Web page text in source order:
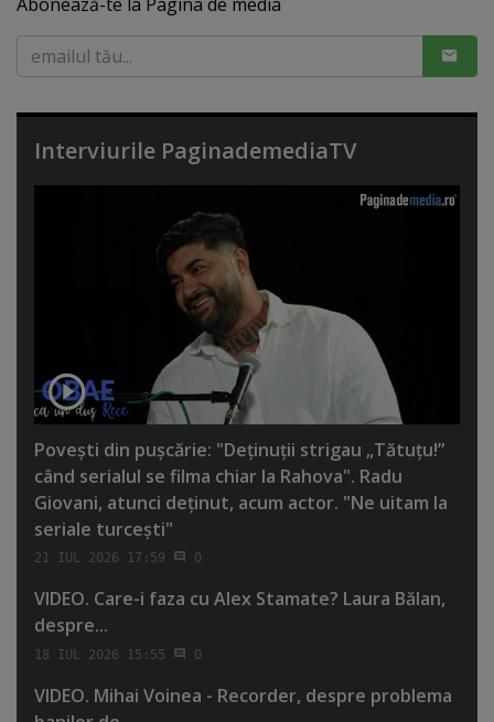
Interviurile PaginademediaTV
Poveşti din puşcărie: "Deţinuţii strigau „Tătuţu!”
când serialul se filma chiar la Rahova". Radu
Giovani, atunci deţinut, acum actor. "Ne uitam la
seriale turceşti"
21 IUL 2026 17:59 0
VIDEO. Care-i faza cu Alex Stamate? Laura Bălan,
despre...
18 IUL 2026 15:55 0
VIDEO. Mihai Voinea - Recorder, despre problema